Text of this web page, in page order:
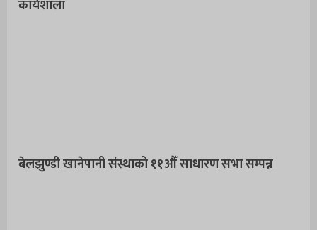
कार्यशाला
बेलझुण्डी खानेपानी संस्थाको ११औँ साधारण सभा सम्पन्न